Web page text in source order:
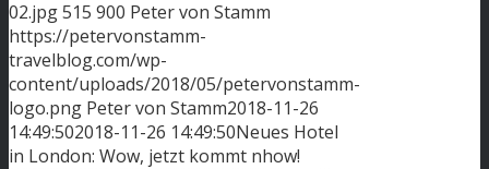
02.jpg515 900 Peter von Stamm
https://petervonstamm-
travelblog.com/wp-
content/uploads/2018/05/petervonstamm-
logo.png Peter von Stamm2018-11-26
14:49:502018-11-26 14:49:50Neues Hotel
in London: Wow, jetzt kommt nhow!